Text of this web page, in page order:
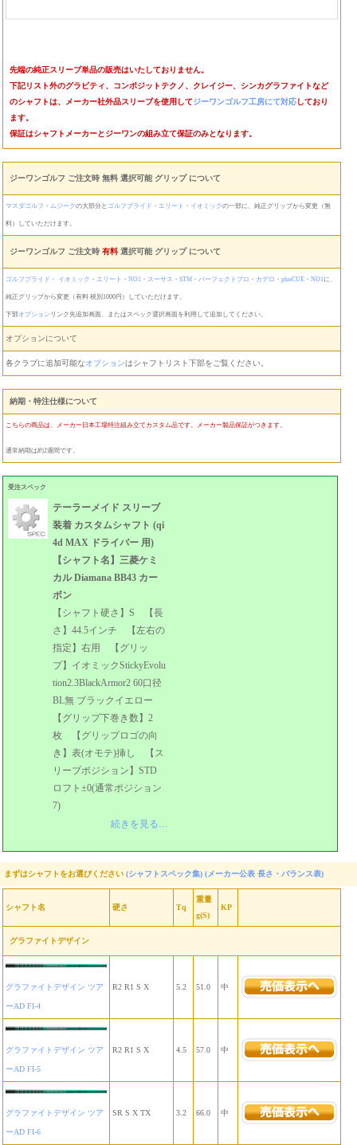
先端の純正スリーブ単品の販売はいたしておりません。
下記リスト外のグラビティ、コンポジットテクノ、クレイジー、シンカグラファイトなど
のシャフトは、メーカー社外品スリーブを使用してジーワンゴルフ工房にて対応しており
ます。
保証はシャフトメーカーとジーワンの組み立て保証のみとなります。
ジーワンゴルフ ご注文時 無料 選択可能 グリップ について
マスダゴルフ ・ ムジークの大部分と ゴルフプライド ・ エリート ・ イオミックの一部に、純正グリップから変更（無
料）していただけます。
ジーワンゴルフ ご注文時 有料 選択可能 グリップ について
ゴルフプライド ・ イオミック ・ エリート ・ NO1 ・ スーサス ・ STM ・ パーフェクトプロ ・ カデロ ・ plusCUE ・ NO1 に、
純正グリップから変更（有料 税別1000円）していただけます。
下部オプション リンク先追加画面、またはスペック選択画面を利用して追加してください。
オプションについて
各クラブに追加可能なオプションはシャフトリスト下部をご覧ください。
納期・特注仕様について
こちらの商品は、メーカー日本工場特注組み立てカスタム品です。メーカー製品保証がつきます。
通常納期は約2週間です。
受注スペック
テーラーメイド スリーブ
装着 カスタムシャフト (qi
4d MAX ドライバー 用)
【シャフト名】三菱ケミ
カル Diamana BB43 カー
ボン
【シャフト硬さ】S 【長
さ】44.5インチ 【左右の
指定】右用 【グリッ
プ】イオミックStickyEvolu
tion2.3BlackArmor2 60口径
BL無 ブラックイエロー
【グリップ下巻き数】2
枚 【グリップロゴの向
き】表(オモテ)挿し 【ス
リーブポジション】STD
ロフト±0(通常ポジション
7)
続きを見る…
まずはシャフトをお選びください (シャフトスペック集) (メーカー公表 長さ・バランス表)
シャフト名 硬さ Tq
重量
g(S)
KP
グラファイトデザイン
グラファイトデザイン ツア
ーAD FI-4
R2 R1 S X 5.2 51.0 中
グラファイトデザイン ツア
ーAD FI-5
R2 R1 S X 4.5 57.0 中
グラファイトデザイン ツア
ーAD FI-6
SR S X TX 3.2 66.0 中